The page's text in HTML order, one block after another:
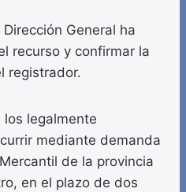
General ha
recurso y confirmar la
registrador.
los legalmente
mediante demanda
de la provincia
en el plazo de dos